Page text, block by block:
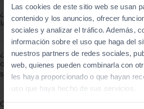
Las cookies de este sitio web se usan
contenido y los anuncios, ofrecer
sociales y analizar el tráfico. Además,
información sobre el uso que haga del
nuestros partners de redes sociales,
web, quienes pueden combinarla con
les haya proporcionado o que hayan
uso que haya hecho de sus servicios.
¿Sabes cómo encontrar
la gasolinera más barata?
¿Para qué sirve el AdBlue
que utiliza mi coche de
segunda mano?
Cómo ahorrar
las más
Claves
segura
Todo lo
sobre el